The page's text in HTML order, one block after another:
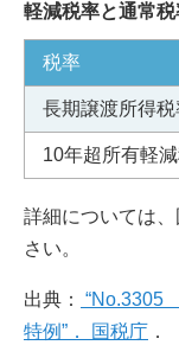
軽減税率と通常
税率
長期譲渡所得
10年超所有軽
詳細については
さい。
出典：
“No.3305
特例”． 国税庁 ．